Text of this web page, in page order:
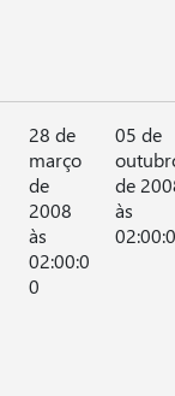
28 de
março
de
2008
às
02:00:0
0
05 de
de
às